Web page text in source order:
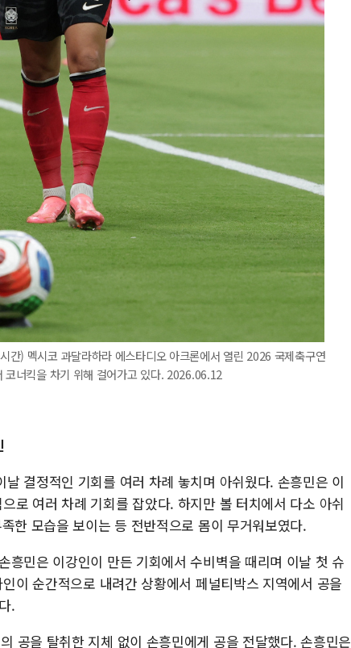
간) 멕시코 과달라하라 에스타디오 아크론에서 열린 2026 국제축구연
너킥을 차기 위해 걸어가고 있다. 2026.06.12
결정적인 기회를 여러 차례 놓치며 아쉬웠다. 손흥민은 이
로 여러 차례 기회를 잡았다. 하지만 볼 터치에서 다소 아쉬
한 모습을 보이는 등 전반적으로 몸이 무거워보였다.
흥민은 이강인이 만든 기회에서 수비벽을 때리며 이날 첫 슈
이 순간적으로 내려간 상황에서 페널티박스 지역에서 공을
.
공을 탈취한 지체 없이 손흥민에게 공을 전달했다. 손흥민은